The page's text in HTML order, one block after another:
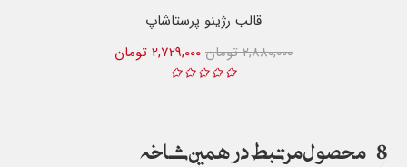
قالب رژینو پرستاشاپ
2,729,000 تومان
2,880,000 تومان
8 محصول مرتبط در همین شاخه